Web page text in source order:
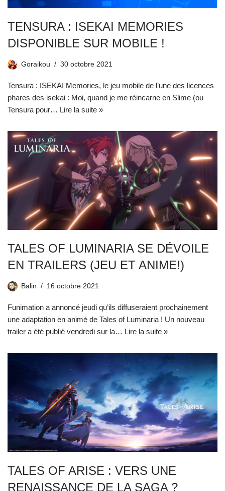
TENSURA : ISEKAI MEMORIES
DISPONIBLE SUR MOBILE !
Goraikou 30 octobre 2021
Tensura : ISEKAI Memories, le jeu mobile de l’une des licences
phares des isekai : Moi, quand je me réincarne en Slime (ou
Tensura pour… Lire la suite »
TALES OF LUMINARIA SE DÉVOILE
EN TRAILERS (JEU ET ANIME!)
Balin 16 octobre 2021
Funimation a annoncé jeudi qu’ils diffuseraient prochainement
une adaptation en animé de Tales of Luminaria ! Un nouveau
trailer a été publié vendredi sur la… Lire la suite »
TALES OF ARISE : VERS UNE
RENAISSANCE DE LA SAGA ?